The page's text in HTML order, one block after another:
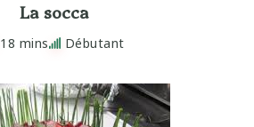
La socca
18 mins Débutant